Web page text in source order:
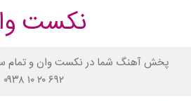
نکست
پخش آهنگ شما در نکست وان و تمام
۰۹۳۸ ۱۰ ۲۰ ۶۹۲